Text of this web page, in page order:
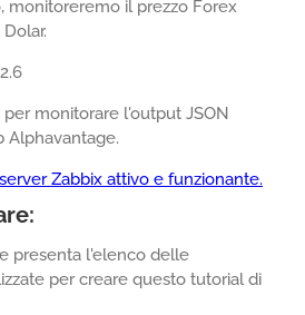
monitoreremo il prezzo Forex
monitorare l'output JSON
Alphavantage.
Zabbix attivo e funzionante.
presenta l'elenco delle
per creare questo tutorial di